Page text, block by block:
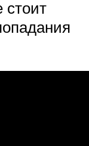
стоит